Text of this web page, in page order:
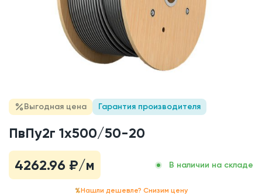
Выгодная цена Гарантия производителя
ПвПу2г 1x500/50-20
4262.96 ₽/м В наличии на складе
Нашли дешевле? Снизим цену